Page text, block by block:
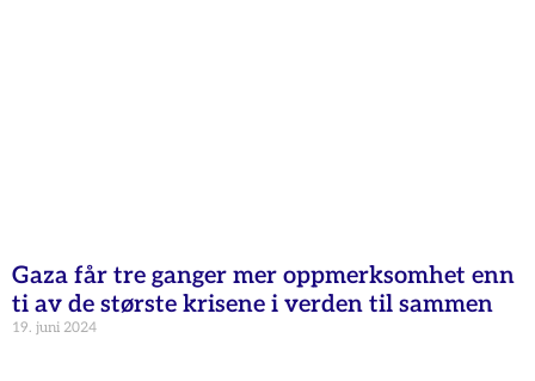
Gaza får tre ganger mer oppmerksomhet enn
ti av de største krisene i verden til sammen
19. juni 2024